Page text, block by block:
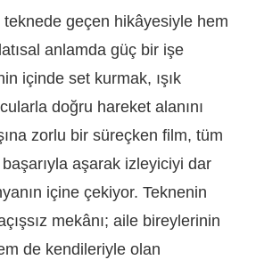
teknede geçen hikâyesiyle hem
anlamda güç bir işe
içinde set kurmak, ışık
doğru hareket alanını
zorlu bir süreçken film, tüm
aşarak izleyiciyi dar
içine çekiyor. Teknenin
mekânı; aile bireylerinin
de kendileriyle olan